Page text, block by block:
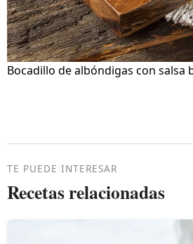
Bocadillo de albóndigas con salsa
TE PUEDE INTERESAR
Recetas relacionadas